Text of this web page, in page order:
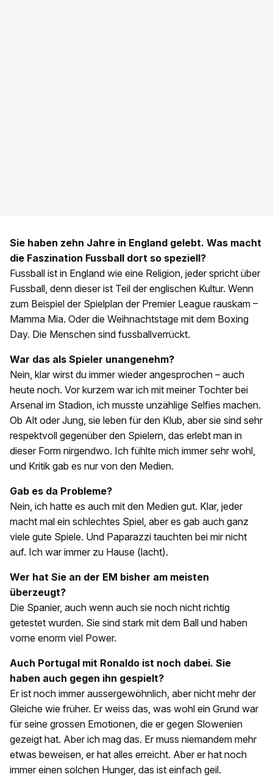
Sie haben zehn Jahre in England gelebt. Was macht
die Faszination Fussball dort so speziell?
Fussball ist in England wie eine Religion, jeder spricht über
Fussball, denn dieser ist Teil der englischen Kultur. Wenn
zum Beispiel der Spielplan der Premier League rauskam –
Mamma Mia. Oder die Weihnachtstage mit dem Boxing
Day. Die Menschen sind fussballverrückt.
War das als Spieler unangenehm?
Nein, klar wirst du immer wieder angesprochen – auch
heute noch. Vor kurzem war ich mit meiner Tochter bei
Arsenal im Stadion, ich musste unzählige Selfies machen.
Ob Alt oder Jung, sie leben für den Klub, aber sie sind sehr
respektvoll gegenüber den Spielern, das erlebt man in
dieser Form nirgendwo. Ich fühlte mich immer sehr wohl,
und Kritik gab es nur von den Medien.
Gab es da Probleme?
Nein, ich hatte es auch mit den Medien gut. Klar, jeder
macht mal ein schlechtes Spiel, aber es gab auch ganz
viele gute Spiele. Und Paparazzi tauchten bei mir nicht
auf. Ich war immer zu Hause (lacht).
Wer hat Sie an der EM bisher am meisten
überzeugt?
Die Spanier, auch wenn auch sie noch nicht richtig
getestet wurden. Sie sind stark mit dem Ball und haben
vorne enorm viel Power.
Auch Portugal mit Ronaldo ist noch dabei. Sie
haben auch gegen ihn gespielt?
Er ist noch immer aussergewöhnlich, aber nicht mehr der
Gleiche wie früher. Er weiss das, was wohl ein Grund war
für seine grossen Emotionen, die er gegen Slowenien
gezeigt hat. Aber ich mag das. Er muss niemandem mehr
etwas beweisen, er hat alles erreicht. Aber er hat noch
immer einen solchen Hunger, das ist einfach geil.